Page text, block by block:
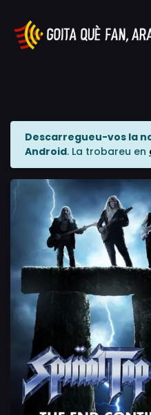
Descarregueu-vos la
Android. La trobareu en